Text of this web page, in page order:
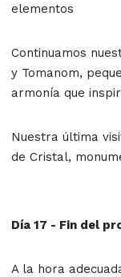
elementos
Continuamos
y Tomanom,
armonía que
Nuestra última
de Cristal,
Día 17 - Fin del
A la hora